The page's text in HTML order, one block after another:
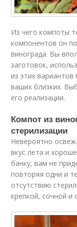
Из чего компоты
компонентов он
винограда. Вы
заготовок,
из этих
ваших близких.
его реализации.
Компот из
стерилизации
Невероятно
вкус лета и
банку, вам не
повторяя одни и
отсутствию
крепкой, сочной и